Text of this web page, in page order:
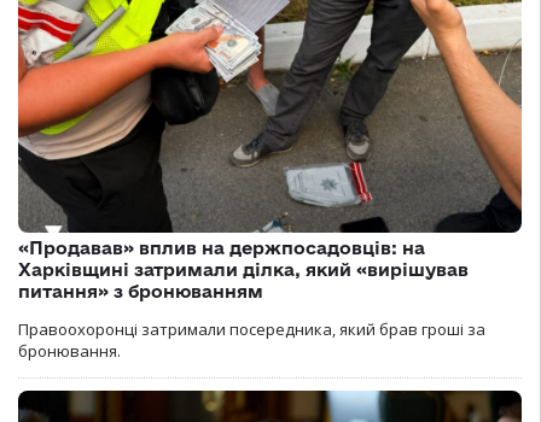
«Продавав» вплив на держпосадовців: на
Харківщині затримали ділка, який «вирішував
питання» з бронюванням
Правоохоронці затримали посередника, який брав гроші за
бронювання.